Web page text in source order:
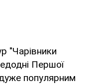
"Чарівники
Першої
дуже популярним